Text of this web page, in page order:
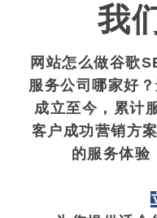
我
网站怎么做谷歌
服务公司哪家好
成立至今，累计
客户成功营销方
的服务体验